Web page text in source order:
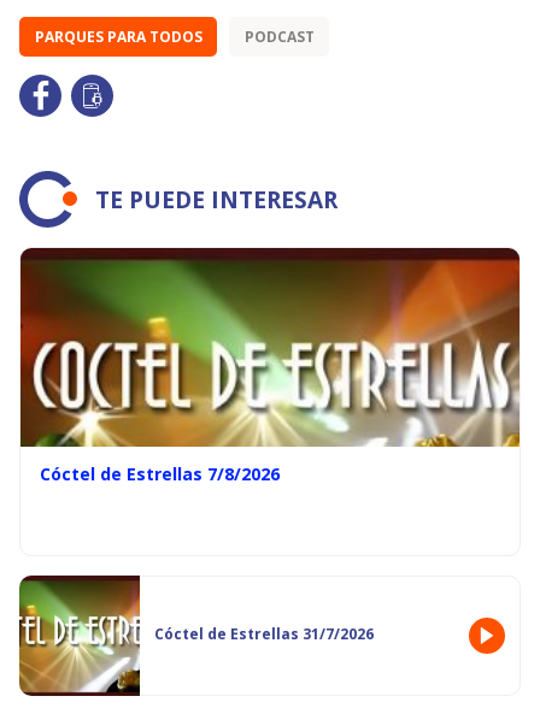
PARQUES PARA TODOS PODCAST
TE PUEDE INTERESAR
Cóctel de Estrellas 7/8/2026
Cóctel de Estrellas 31/7/2026